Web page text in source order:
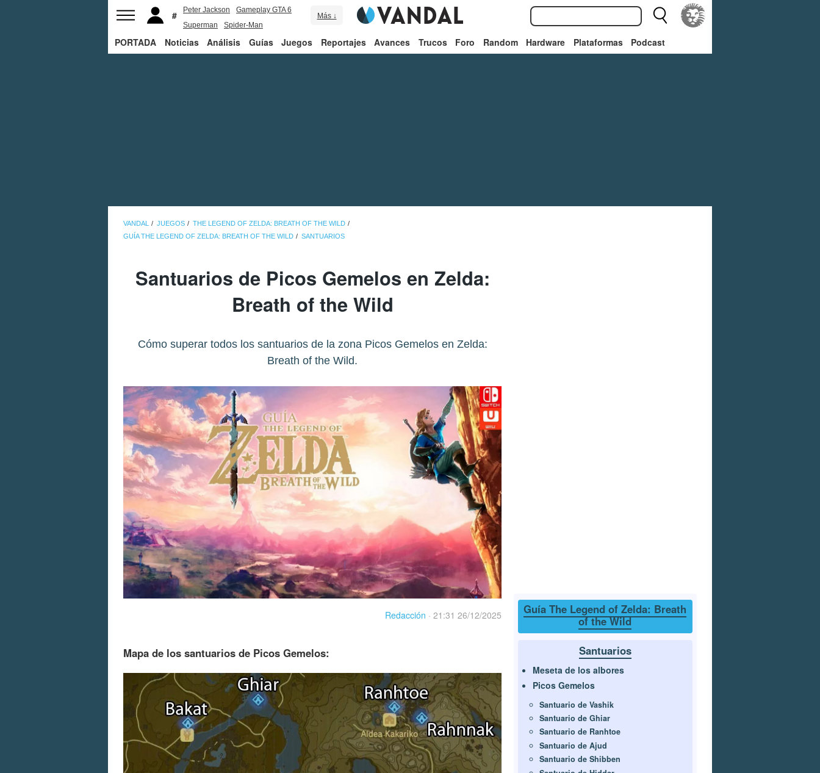
Peter Jackson
Gameplay GTA 6
Superman
Spider-Man
Más ↓
PORTADA Noticias Análisis Guías Juegos Reportajes Avances Trucos Foro Random Hardware Plataformas Podcast
VANDAL JUEGOS
THE LEGEND OF ZELDA: BREATH OF THE WILD
GUÍA THE LEGEND OF ZELDA: BREATH OF THE WILD
SANTUARIOS
Santuarios de Picos Gemelos en Zelda:
Breath of the Wild
Cómo superar todos los santuarios de la zona Picos Gemelos en Zelda:
Breath of the Wild.
Redacción · 21:31 26/12/2025
Mapa de los santuarios de Picos Gemelos:
Guía The Legend of Zelda: Breath
of the Wild
Santuarios
Meseta de los albores
Picos Gemelos
Santuario de Vashik
Santuario de Ghiar
Santuario de Ranhtoe
Santuario de Ajud
Santuario de Shibben